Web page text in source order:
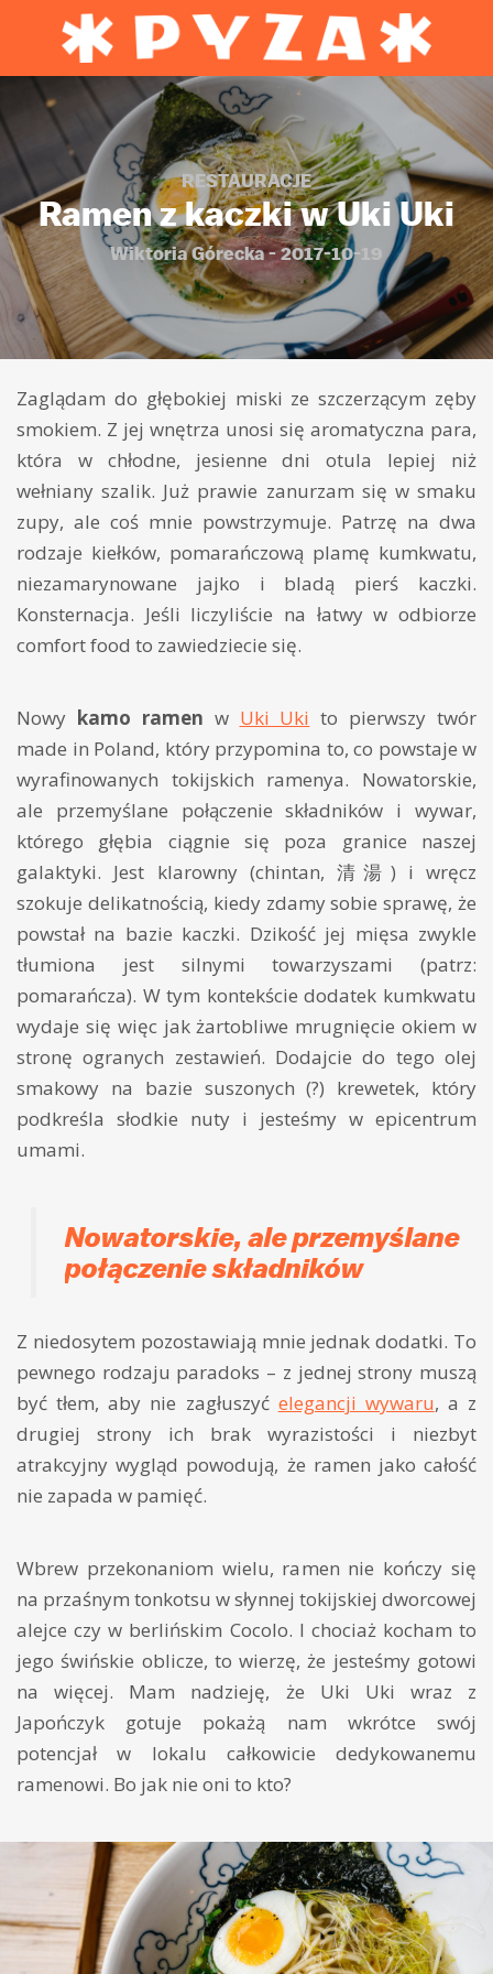
RESTAURACJE
Ramen z kaczki w Uki Uki
Wiktoria Górecka - 2017-10-19
Zaglądam do głębokiej miski ze szczerzącym zęby
smokiem. Z jej wnętrza unosi się aromatyczna para,
która w chłodne, jesienne dni otula lepiej niż
wełniany szalik. Już prawie zanurzam się w smaku
zupy, ale coś mnie powstrzymuje. Patrzę na dwa
rodzaje kiełków, pomarańczową plamę kumkwatu,
niezamarynowane jajko i bladą pierś kaczki.
Konsternacja. Jeśli liczyliście na łatwy w odbiorze
comfort food to zawiedziecie się.
Nowy kamo ramen w Uki Uki to pierwszy twór
made in Poland, który przypomina to, co powstaje w
wyrafinowanych tokijskich ramenya. Nowatorskie,
ale przemyślane połączenie składników i wywar,
którego głębia ciągnie się poza granice naszej
galaktyki. Jest klarowny (chintan, 清湯) i wręcz
szokuje delikatnością, kiedy zdamy sobie sprawę, że
powstał na bazie kaczki. Dzikość jej mięsa zwykle
tłumiona jest silnymi towarzyszami (patrz:
pomarańcza). W tym kontekście dodatek kumkwatu
wydaje się więc jak żartobliwe mrugnięcie okiem w
stronę ogranych zestawień. Dodajcie do tego olej
smakowy na bazie suszonych (?) krewetek, który
podkreśla słodkie nuty i jesteśmy w epicentrum
umami.
Nowatorskie, ale przemyślane
połączenie składników
Z niedosytem pozostawiają mnie jednak dodatki. To
pewnego rodzaju paradoks – z jednej strony muszą
być tłem, aby nie zagłuszyć elegancji wywaru, a z
drugiej strony ich brak wyrazistości i niezbyt
atrakcyjny wygląd powodują, że ramen jako całość
nie zapada w pamięć.
Wbrew przekonaniom wielu, ramen nie kończy się
na przaśnym tonkotsu w słynnej tokijskiej dworcowej
alejce czy w berlińskim Cocolo. I chociaż kocham to
jego świńskie oblicze, to wierzę, że jesteśmy gotowi
na więcej. Mam nadzieję, że Uki Uki wraz z
Japończyk gotuje pokażą nam wkrótce swój
potencjał w lokalu całkowicie dedykowanemu
ramenowi. Bo jak nie oni to kto?